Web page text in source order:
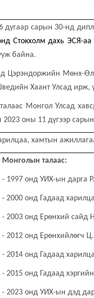
дугаар сарын 30-нд
Стокхолм дахь ЭСЯ-
байна.
Цэрэндоржийн Мөнх-
Хаант Улсад ирж,
Монгол Улсад
2023 оны 11 дүгээр
хамтын
Монголын талаас:
- 1997 онд УИХ-ын дарга
- 2000 онд Гадаад
- 2003 онд Ерөнхий сайд
- 2012 онд Ерөнхийлөгч
- 2014 онд Гадаад
- 2015 онд Гадаад
- 2023 онд УИХ-ын дэд